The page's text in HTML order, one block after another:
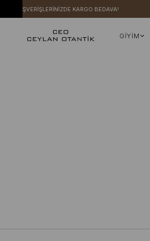
ALIŞVERİŞLERİNİZDE KARGO BEDAVA!
GİYİM